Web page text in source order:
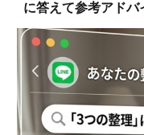
に答えて参考アドバ